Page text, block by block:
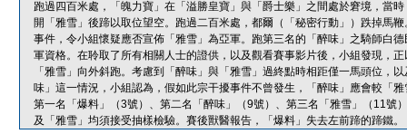
跑過四百米處，「魄力寶」在「溢勝皇寶」與「爵士樂」之間處於窘境，當
開「雅雪」後蹄以取位望空。跑過二百米處，都爾（「秘密行動」）跌掉馬
事件，令小組懷疑應否宣佈「雅雪」為亞軍。跑第三名的「醉味」之騎師白
軍資格。在聆取了所有相關人士的證供，以及觀看賽事影片後，小組發現，
「雅雪」向外斜跑。考慮到「醉味」與「雅雪」過終點時相距僅一馬頭位，
味」這一情況，小組認為，假如此宗干擾事件不曾發生，「醉味」應會較「
第一名「爆料」（3號）、第二名「醉味」（9號）、第三名「雅雪」（11號
及「雅雪」均須接受抽樣檢驗。賽後獸醫報告，「爆料」失去左前蹄的蹄鐵。